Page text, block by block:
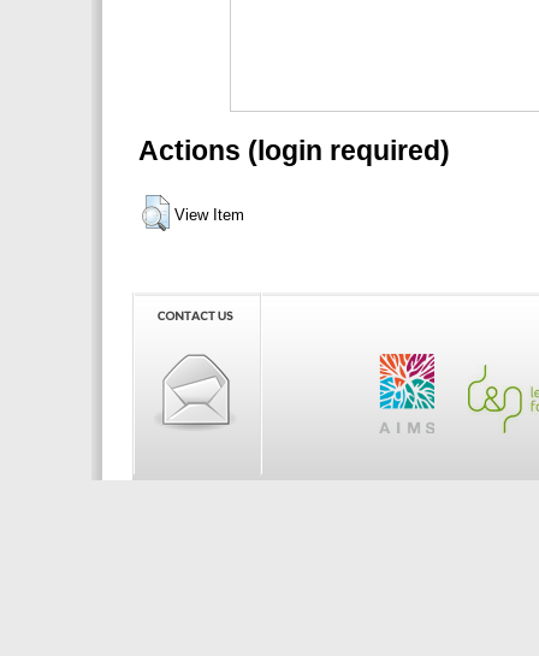
Actions (login required)
View Item